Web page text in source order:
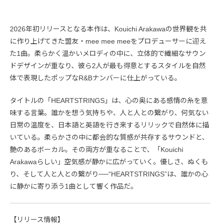
2026年初リリースとなる本作は、Kouichi Arakawaの世界観を共
に作り上げてきた盟友・mee mee meeをプロデューサーに迎え
た1曲。柔らかく温かいメロディの中に、立体的で繊細なサウン
ドデザインが重なり、彼ら2人が最も得意とするスタイルを自然
体で表現したポップなR&Bナンバーに仕上がっている。
タイトルの「HEARTSTRINGS」は、心の奥にある感情の糸を意
味する言葉。誰かを想う気持ちや、人と人との繋がり、何気ない
日常の温度を、日本語と英語を行き来するリリックで自然体に描
いている。柔らかさの中に都会的な質感が共存するサウンドと、
艶のあるボーカル。その両方が重なることで、「Kouichi
Arakawaらしい」空気感が静かに広がっていく。優しさ、ぬくも
り、そして人と人との繋がり──“HEARTSTRINGS”は、誰かの心
に静かに寄り添う1曲として響く作品だ。
【リリース情報】